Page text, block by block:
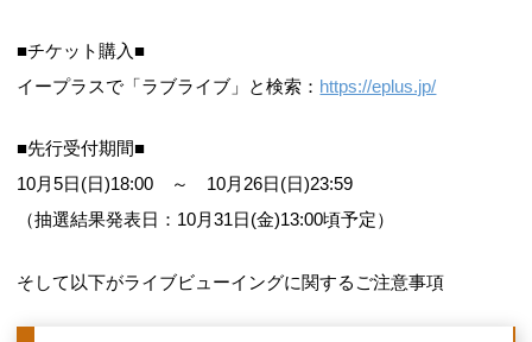
■チケット購入■
イープラスで「ラブライブ」と検索： https://eplus.jp/
■先行受付期間■
10月5日(日)18:00 ～ 10月26日(日)23:59
（抽選結果発表日：10月31日(金)13:00頃予定）
そして以下がライブビューイングに関するご注意事項